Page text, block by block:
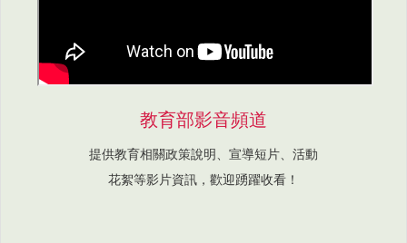
教育部影音頻道
提供教育相關政策說明、宣導短片、活動
花絮等影片資訊，歡迎踴躍收看！